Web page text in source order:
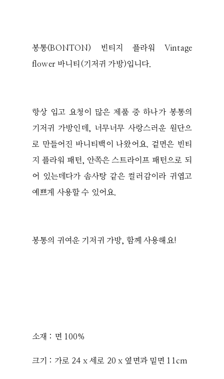
봉통(BONTON) 빈티지 플라워 Vintage
flower 바니티(기저귀 가방)입니다.
항상 입고 요청이 많은 제품 중 하나가 봉통의
기저귀 가방인데, 너무너무 사랑스러운 원단으
로 만들어진 바니티백이 나왔어요. 겉면은 빈티
지 플라워 패턴, 안쪽은 스트라이프 패턴으로 되
어 있는데다가 솜사탕 같은 컬러감이라 귀엽고
예쁘게 사용할 수 있어요.
봉통의 귀여운 기저귀 가방, 함께 사용해요!
소재 : 면 100%
크기 : 가로 24 x 세로 20 x 옆면과 밑면 11cm